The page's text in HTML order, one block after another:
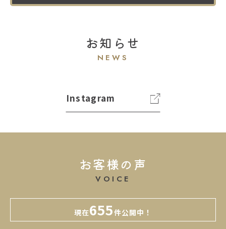
お知らせ
NEWS
Instagram
お客様の声
VOICE
現在655件公開中！